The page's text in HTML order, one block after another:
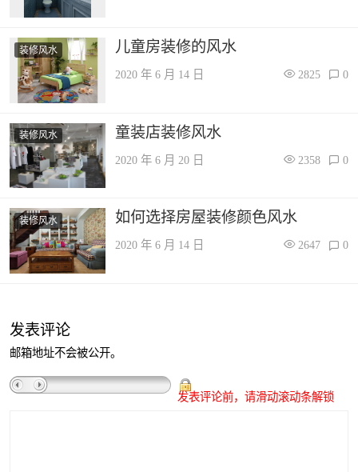
装修风水 儿童房装修的风水
2020 年 6 月 14 日 2825 0
装修风水 童装店装修风水
2020 年 6 月 20 日 2358 0
装修风水 如何选择房屋装修颜色风水
2020 年 6 月 14 日 2647 0
发表评论
邮箱地址不会被公开。
发表评论前，请滑动滚动条解锁